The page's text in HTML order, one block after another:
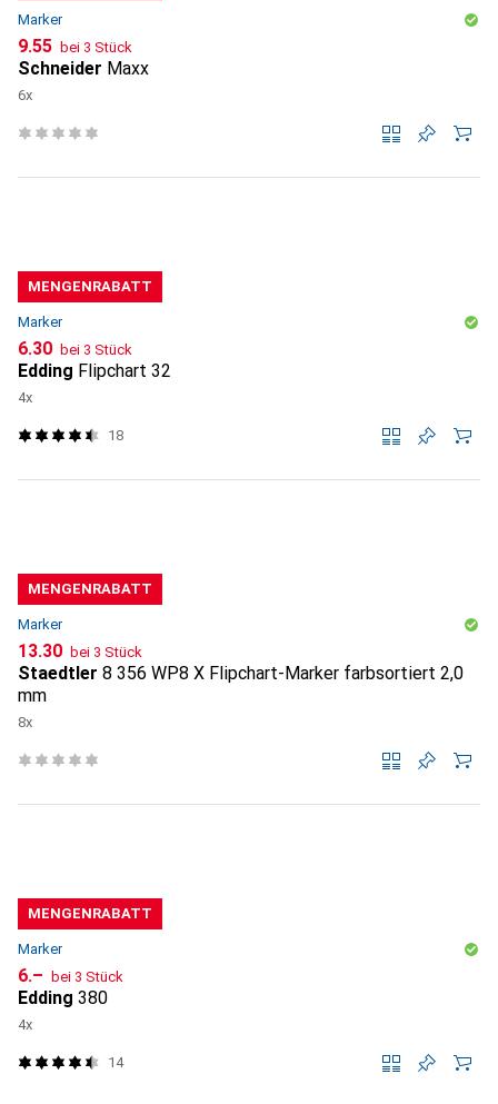
Marker
CHF
9.55 bei 3 Stück
Schneider Maxx
6x
MENGENRABATT
Marker
CHF
6.30 bei 3 Stück
Edding Flipchart 32
4x
18
MENGENRABATT
Marker
CHF
13.30 bei 3 Stück
Staedtler 8 356 WP8 X Flipchart-Marker farbsortiert 2,0
mm
8x
MENGENRABATT
Marker
CHF
6.– bei 3 Stück
Edding 380
4x
14